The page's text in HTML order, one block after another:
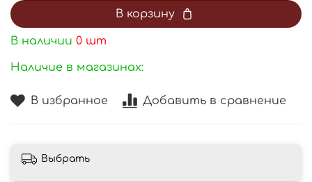
В избранное Добавить в сравнение
В корзину
В наличии 0 шт
Наличие в магазинах:
Выбрать